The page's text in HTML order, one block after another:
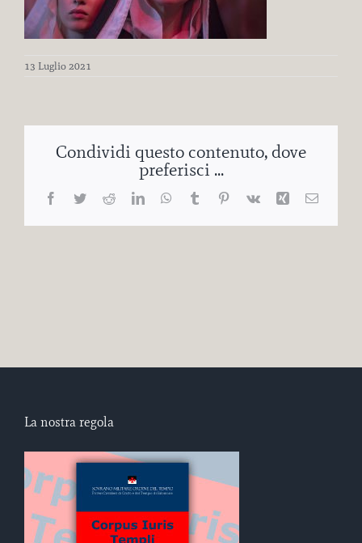
13 Luglio 2021
Condividi questo contenuto, dove
preferisci ...
Facebook
TwitterRedditLinkedInWhatsApp
TumblrPinterest
Vk Xing Email
La nostra regola